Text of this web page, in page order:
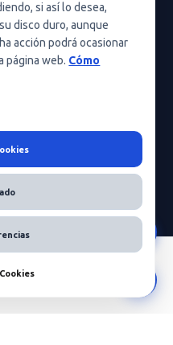
si así lo desea,
disco duro, aunque
acción podrá ocasionar
página web. Cómo